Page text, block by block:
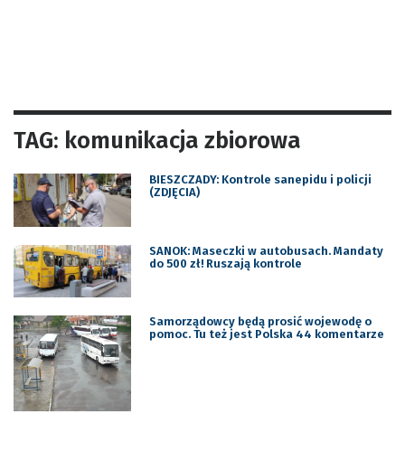
TAG: komunikacja zbiorowa
BIESZCZADY: Kontrole sanepidu i policji
(ZDJĘCIA)
SANOK: Maseczki w autobusach. Mandaty
do 500 zł! Ruszają kontrole
Samorządowcy będą prosić wojewodę o
pomoc. Tu też jest Polska 44 komentarze